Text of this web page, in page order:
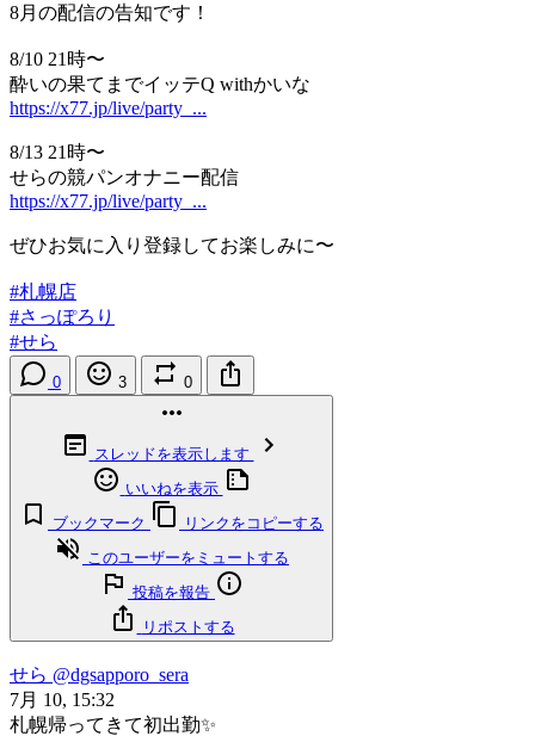
8月の配信の告知です！
8/10 21時〜
酔いの果てまでイッテQ withかいな
https://x77.jp/live/party_...
8/13 21時〜
せらの競パンオナニー配信
https://x77.jp/live/party_...
ぜひお気に入り登録してお楽しみに〜
#札幌店
#さっぽろり
#せら
0 3 0
スレッドを表示します
いいねを表示
ブックマーク
リンクをコピーする
このユーザーをミュートする
投稿を報告
リポストする
せら @dgsapporo_sera
7月 10, 15:32
札幌帰ってきて初出勤✨